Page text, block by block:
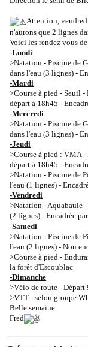
Attention,
n'aurons que 2 lignes
Voici les rendez vous
-Lundi
>Natation - Piscine de
dans l'eau (3 lignes) -
-Mardi
>Course à pied - Seuil
départ à 18h45 -
-Mercredi
>Natation - Piscine de
dans l'eau (3 lignes) -
-Jeudi
>Course à pied : VMA -
départ à 18h45 -
>Natation - Piscine de
l'eau (1 lignes) -
-Vendredi
>Natation - Aquabaule
(2 lignes) - Encadrée
-Samedi
>Natation - Piscine de
l'eau (2 lignes) - Non
>Course à pied -
la forêt d'Escoublac
-Dimanche
>Vélo de route -
>VTT - selon groupe
Belle semaine
Fred